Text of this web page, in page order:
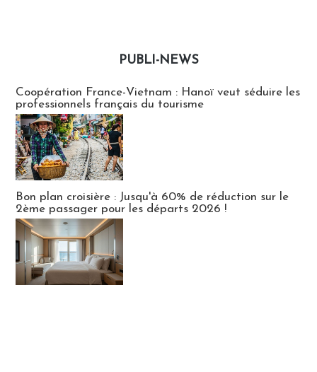
PUBLI-NEWS
Coopération France-Vietnam : Hanoï veut séduire les
professionnels français du tourisme
Bon plan croisière : Jusqu'à 60% de réduction sur le
2ème passager pour les départs 2026 !